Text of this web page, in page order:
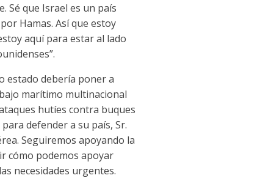
Sé que Israel es un país
Hamas. Así que estoy
aquí para estar al lado
estado debería poner a
marítimo multinacional
hutíes contra buques
defender a su país, Sr.
Seguiremos apoyando la
cómo podemos apoyar
necesidades urgentes.